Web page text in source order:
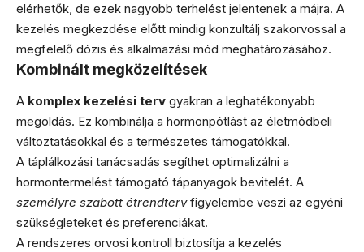
elérhetők, de ezek nagyobb terhelést jelentenek a májra. A
kezelés megkezdése előtt mindig konzultálj szakorvossal a
megfelelő dózis és alkalmazási mód meghatározásához.
Kombinált megközelítések
A komplex kezelési terv gyakran a leghatékonyabb
megoldás. Ez kombinálja a hormonpótlást az életmódbeli
változtatásokkal és a természetes támogatókkal.
A táplálkozási tanácsadás segíthet optimalizálni a
hormontermelést támogató tápanyagok bevitelét. A
személyre szabott étrendtervfigyelembe veszi az egyéni
szükségleteket és preferenciákat.
A rendszeres orvosi kontroll biztosítja a kezelés